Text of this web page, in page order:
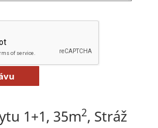
1+1, 35m2, Stráž